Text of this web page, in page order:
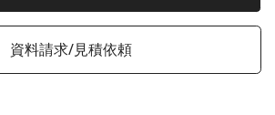
資料請求/見積依頼